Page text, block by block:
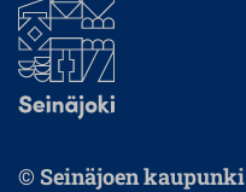
© Seinäjoen kaupunki